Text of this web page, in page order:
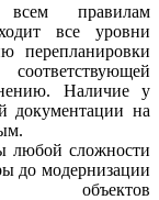
правилам
все уровни
перепланировки
Наличие у
документации на
любой сложности
до модернизации